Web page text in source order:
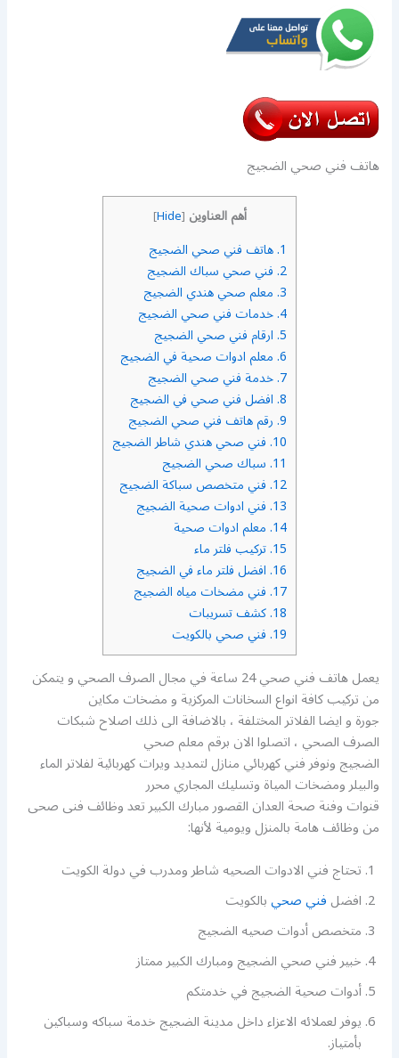
هاتف فني صحي الضجيج
أهم العناوين [
Hide
]
1. هاتف فني صحي الضجيج
2. فني صحي سباك الضجيج
3. معلم صحي هندي الضجيج
4. خدمات فني صحي الضجيج
5. ارقام فني صحي الضجيج
6. معلم ادوات صحية في الضجيج
7. خدمة فني صحي الضجيج
8. افضل فني صحي في الضجيج
9. رقم هاتف فني صحي الضجيج
10. فني صحي هندي شاطر الضجيج
11. سباك صحي الضجيج
12. فني متخصص سباكة الضجيج
13. فني ادوات صحية الضجيج
14. معلم ادوات صحية
15. تركيب فلتر ماء
16. افضل فلتر ماء في الضجيج
17. فني مضخات مياه الضجيج
18. كشف تسريبات
19. فني صحي بالكويت
يعمل هاتف فني صحي 24 ساعة في مجال الصرف الصحي و يتمكن
من تركيب كافة انواع السخانات المركزية و مضخات مكاين
جورة و ايضا الفلاتر المختلفة ، بالاضافة الى ذلك اصلاح شبكات
الصرف الصحي ، اتصلوا الان برقم معلم صحي
الضجيج ونوفر فني كهربائي منازل لتمديد ويرات كهربائية لفلاتر الماء
والبيلر ومضخات المياة وتسليك المجاري محرر
قنوات وفنة صحة العدان القصور مبارك الكبير تعد وظائف فنى صحى
من وظائف هامة بالمنزل ويومية لأنها:
تحتاج فني الادوات الصحيه شاطر ومدرب في دولة الكويت
افضلفني صحيبالكويت
متخصص أدوات صحيه الضجيج
خبير فني صحي الضجيج ومبارك الكبير ممتاز
أدوات صحية الضجيج في خدمتكم
يوفر لعملائه الاعزاء داخل مدينة الضجيج خدمة سباكه وسباكين
بأمتياز.